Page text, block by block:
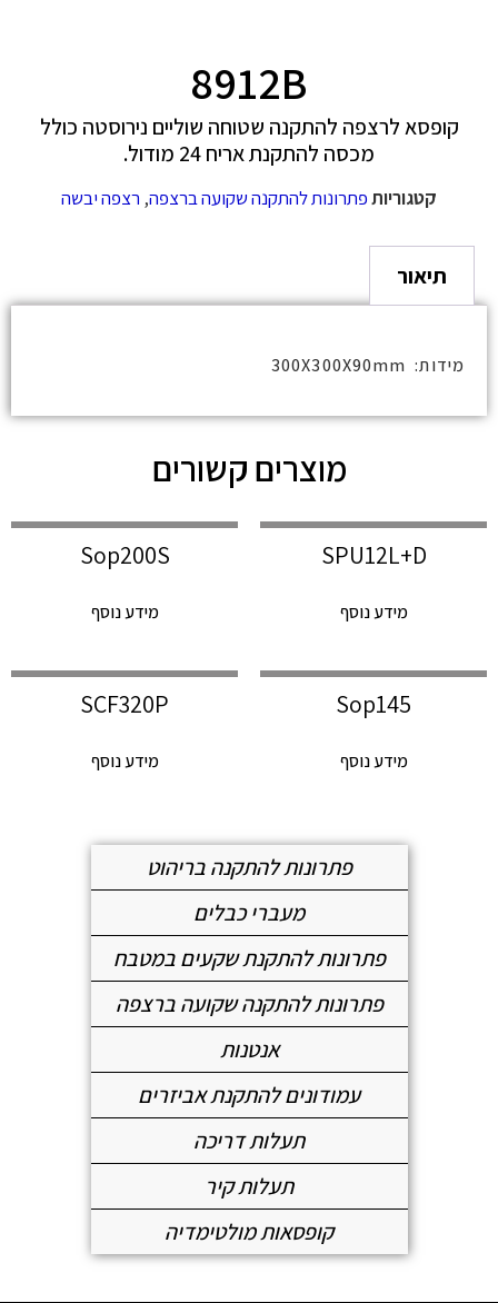
8912B
קופסא לרצפה להתקנה שטוחה שוליים נירוסטה כולל
מכסה להתקנת אריח 24 מודול.
קטגוריותפתרונות להתקנה שקועה ברצפה, רצפה יבשה
תיאור
מידות: 300X300X90mm
מוצרים קשורים
SPU12L+D
מידע נוסף
Sop200S
מידע נוסף
Sop145
מידע נוסף
SCF320P
מידע נוסף
פתרונות להתקנה בריהוט
מעברי כבלים
פתרונות להתקנת שקעים במטבח
פתרונות להתקנה שקועה ברצפה
אנטנות
עמודונים להתקנת אביזרים
תעלות דריכה
תעלות קיר
קופסאות מולטימדיה